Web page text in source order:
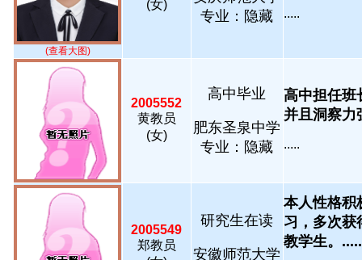
(查看大图)
(女)
专业：隐藏
.....
2005552
黄教员
(女)
高中毕业
肥东圣泉中学
专业：隐藏
高中担任班
并且洞察力
.....
2005549
郑教员
研究生在读
安徽师范大学
本人性格积
习，多次获
教学生。